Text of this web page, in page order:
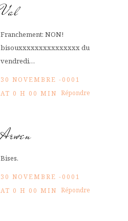
Val
Franchement: NON!
bisouxxxxxxxxxxxxxxx du
vendredi…
30 NOVEMBRE -0001
AT 0 H 00 MIN Répondre
Arwen
Bises.
30 NOVEMBRE -0001
AT 0 H 00 MIN Répondre